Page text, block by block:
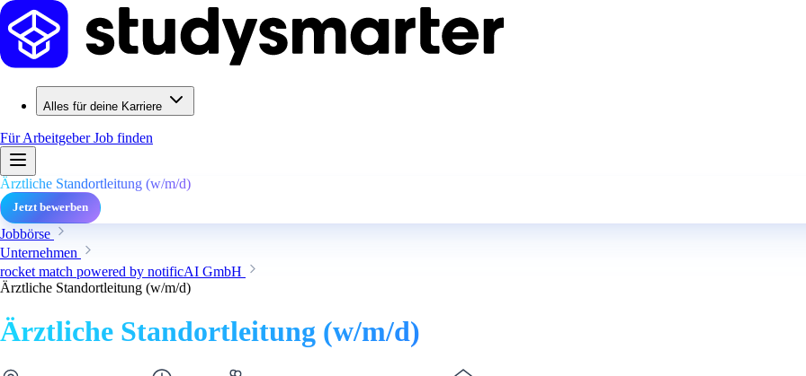
Alles für deine Karriere
Für ArbeitgeberJob finden
Ärztliche Standortleitung (w/m/d)
Jetzt bewerben
Jobbörse
Unternehmen
rocket match powered by notificAI GmbH
Ärztliche Standortleitung (w/m/d)
Ärztliche Standortleitung (w/m/d)